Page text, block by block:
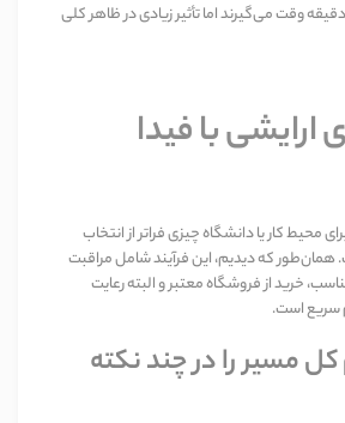
دقیقه وقت می‌گیرند اما تأثیر زیادی در ظاهر کلی
با فیدا
محیط کار یا دانشگاه چیزی فراتر از انتخاب
که دیدیم، این فرآیند شامل مراقبت
خرید از فروشگاه معتبر و البته رعایت
سریع است.
مسیر را در چند نکته